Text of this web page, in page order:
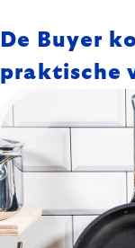
De Buyer
praktische